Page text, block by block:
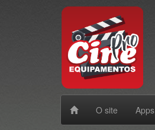
O site Apps